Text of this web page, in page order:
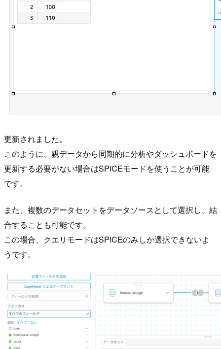
更新されました。
このように、親データから同期的に分析やダッシュボードを
更新する必要がない場合はSPICEモードを使うことが可能
です。
また、複数のデータセットをデータソースとして選択し、結
合することも可能です。
この場合、クエリモードはSPICEのみしか選択できないよ
うです。